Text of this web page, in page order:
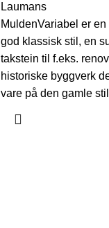
Laumans
MuldenVariabel er en
god klassisk stil, en
takstein til f.eks.
historiske byggverk
vare på den gamle